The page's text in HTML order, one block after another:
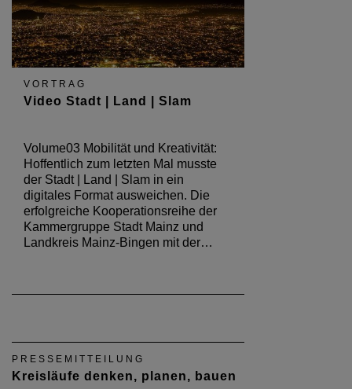
VORTRAG
Video Stadt | Land | Slam
Volume03 Mobilität und Kreativität:
Hoffentlich zum letzten Mal musste
der Stadt | Land | Slam in ein
digitales Format ausweichen. Die
erfolgreiche Kooperationsreihe der
Kammergruppe Stadt Mainz und
Landkreis Mainz-Bingen mit der…
PRESSEMITTEILUNG
Kreisläufe denken, planen, bauen